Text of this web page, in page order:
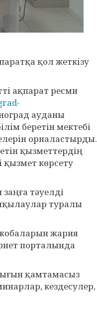
қол жеткізу
ақпарат ресми
ауданы
беретін мектебі
орналастырды.
қызметтердің
қызмет көрсету
тәуелді
туралы
жария
порталында
қамтамасыз
кездесулер,